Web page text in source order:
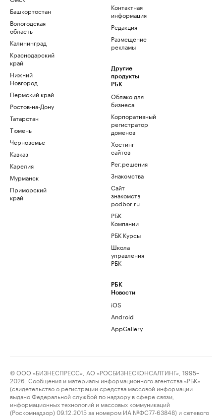
Башкортостан
Вологодская
область
Калининград
Краснодарский
край
Нижний
Новгород
Пермский край
Ростов-на-Дону
Татарстан
Тюмень
Черноземье
Кавказ
Карелия
Мурманск
Приморский
край
Контактная
информация
Редакция
Размещение
рекламы
Другие
продукты
РБК
Облако для
бизнеса
Корпоративный
регистратор
доменов
Хостинг
сайтов
Рег.решения
Знакомства
Сайт
знакомств
podbor.ru
РБК
Компании
РБК Курсы
Школа
управления
РБК
РБК
Новости
iOS
Android
AppGallery
© ООО «БИЗНЕСПРЕСС», АО «РОСБИЗНЕСКОНСАЛТИНГ», 1995–
2026. Сообщения и материалы информационного агентства «РБК»
(свидетельство о регистрации средства массовой информации
выдано Федеральной службой по надзору в сфере связи,
информационных технологий и массовых коммуникаций
(Роскомнадзор) 09.12.2015 за номером ИА №ФС77-63848) и сетевого